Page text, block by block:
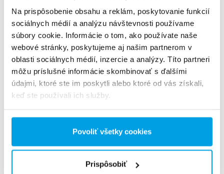
Na prispôsobenie obsahu a reklám, poskytovanie funkcií
sociálnych médií a analýzu návštevnosti používame
súbory cookie. Informácie o tom, ako používate naše
webové stránky, poskytujeme aj našim partnerom v
oblasti sociálnych médií, inzercie a analýzy. Títo partneri
môžu príslušné informácie skombinovať s ďalšími
údajmi, ktoré ste im poskytli alebo ktoré od vás získali,
keď ste používali ich služby.
Povoliť všetky cookies
Prispôsobiť
OTÁZKY
Sme k dispozícii poradiť vám aj
telefonicky na
+421 908 325 969.
Zasielam
soli*
Telefón